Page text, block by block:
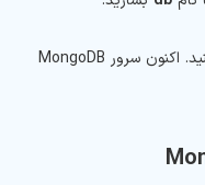
را اجرا کنید. اکنون سرور MongoDB